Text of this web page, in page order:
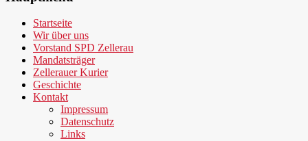
Startseite
Wir über uns
Vorstand SPD Zellerau
Mandatsträger
Zellerauer Kurier
Geschichte
Kontakt
Impressum
Datenschutz
Links